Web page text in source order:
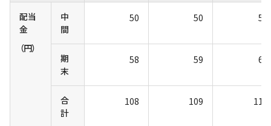
配当
金
（円）
中
間
50 50 52
期
末
58 59 60
合
計
108 109 112